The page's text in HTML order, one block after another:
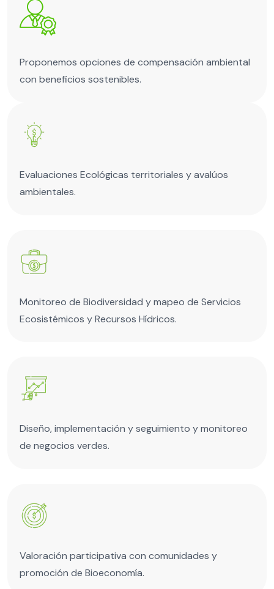
Proponemos opciones de compensación ambiental
con beneficios sostenibles.
Evaluaciones Ecológicas territoriales y avalúos
ambientales.
Monitoreo de Biodiversidad y mapeo de Servicios
Ecosistémicos y Recursos Hídricos.
Diseño, implementación y seguimiento y monitoreo
de negocios verdes.
Valoración participativa con comunidades y
promoción de Bioeconomía.